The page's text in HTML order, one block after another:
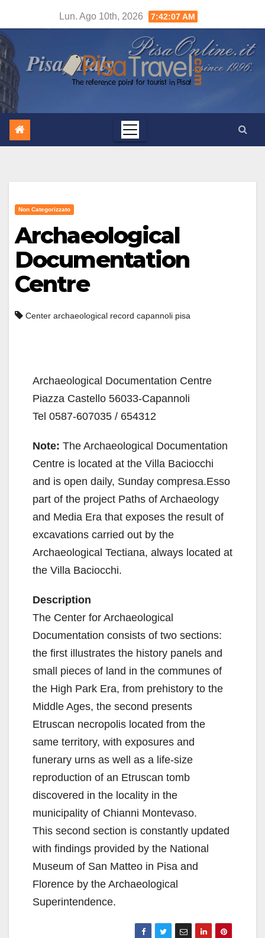
contenuto
Lun. Ago 10th, 2026 7:42:08 AM
Non Categorizzato
Archaeological
Documentation
Centre
Center archaeological record capannoli pisa
Archaeological Documentation Centre
Piazza Castello 56033-Capannoli
Tel 0587-607035 / 654312
Note: The Archaeological Documentation
Centre is located at the Villa Baciocchi
and is open daily, Sunday compresa.Esso
part of the project Paths of Archaeology
and Media Era that exposes the result of
excavations carried out by the
Archaeological Tectiana, always located at
the Villa Baciocchi.
Description
The Center for Archaeological
Documentation consists of two sections:
the first illustrates the history panels and
small pieces of land in the communes of
the High Park Era, from prehistory to the
Middle Ages, the second presents
Etruscan necropolis located from the
same territory, with exposures and
funerary urns as well as a life-size
reproduction of an Etruscan tomb
discovered in the locality in the
municipality of Chianni Montevaso.
This second section is constantly updated
with findings provided by the National
Museum of San Matteo in Pisa and
Florence by the Archaeological
Superintendence.